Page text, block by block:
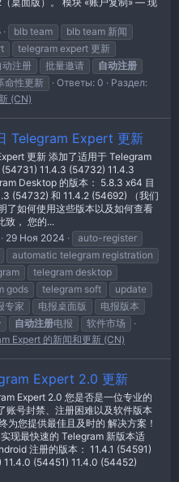
blb team
blb team 新闻
telegram expert 更新
注册 批量邀请
自动注册
命性更新 Ответы: 0
Раздел:
(CN)
Telegram Expert 更新
更新 添加了适用于 Telegram
11.4.3 (54732) 11.4.3
Desktop 的版本： 5.8.3 x64 目
(54732) 和 11.4.2 (54692) （我们
了如何使用这些版本以及如何查看
致， 您的...
29 Ноя 2024
auto-register
automatic telegram registration
telegram desktop
gods telegram soft
update
专家 电报桌面版
电报版本
自动注册电报
软件市场
Expert 的新闻和更新 (CN)
Expert 2.0 更新
Expert 2.0 您是否是一位专业的
账号封禁、注册困难以及软件版本
为您提供最佳且及时的 解决方案！
现最快速的 Telegram 新版本适
注册的版本： 11.4.1 (54591)
11.4.0 (54451) 11.4.0 (54452)